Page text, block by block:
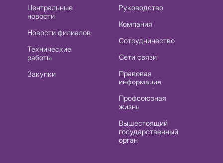
Центральные
новости
Новости филиалов
Технические
работы
Закупки
Руководство
Компания
Сотрудничество
Сети связи
Правовая
информация
Профсоюзная
жизнь
Вышестоящий
государственный
орган